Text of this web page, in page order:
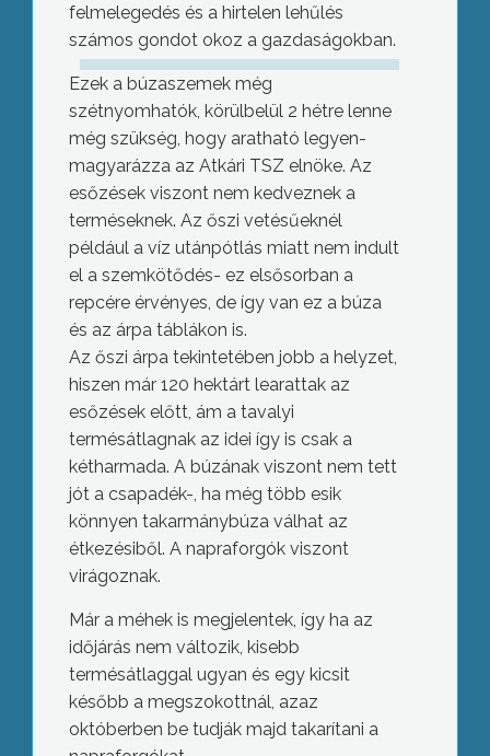
felmelegedés és a hirtelen lehűlés
számos gondot okoz a gazdaságokban.
Ezek a búzaszemek még
szétnyomhatók, körülbelül 2 hétre lenne
még szükség, hogy aratható legyen-
magyarázza az Atkári TSZ elnöke. Az
esőzések viszont nem kedveznek a
terméseknek. Az őszi vetésűeknél
például a víz utánpótlás miatt nem indult
el a szemkötődés- ez elsősorban a
repcére érvényes, de így van ez a búza
és az árpa táblákon is.
Az őszi árpa tekintetében jobb a helyzet,
hiszen már 120 hektárt learattak az
esőzések előtt, ám a tavalyi
termésátlagnak az idei így is csak a
kétharmada. A búzának viszont nem tett
jót a csapadék-, ha még több esik
könnyen takarmánybúza válhat az
étkezésiből. A napraforgók viszont
virágoznak.
Már a méhek is megjelentek, így ha az
időjárás nem változik, kisebb
termésátlaggal ugyan és egy kicsit
később a megszokottnál, azaz
októberben be tudják majd takarítani a